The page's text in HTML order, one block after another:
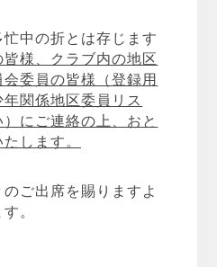
中の折とは存じます
様、クラブ内の地区
委員の皆様（登録用
関係地区委員リス
にご連絡の上、おと
します。
ご出席を賜りますよ
。